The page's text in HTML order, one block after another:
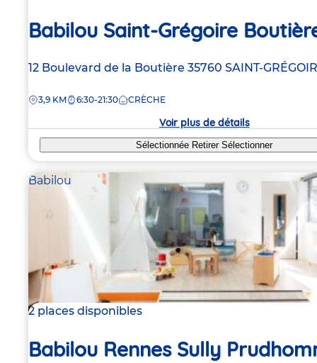
Babilou Saint-Grégoire
Adresse
la
12 Boulevard de la Boutière 35760 SAINT-
DISTANCE
3,9 KM 6:30-21:30 CRÈCHE
Voir plus de détails
Sélectionnée RetirerSélectionner
Babilou
2 places disponibles
Babilou Rennes Sully